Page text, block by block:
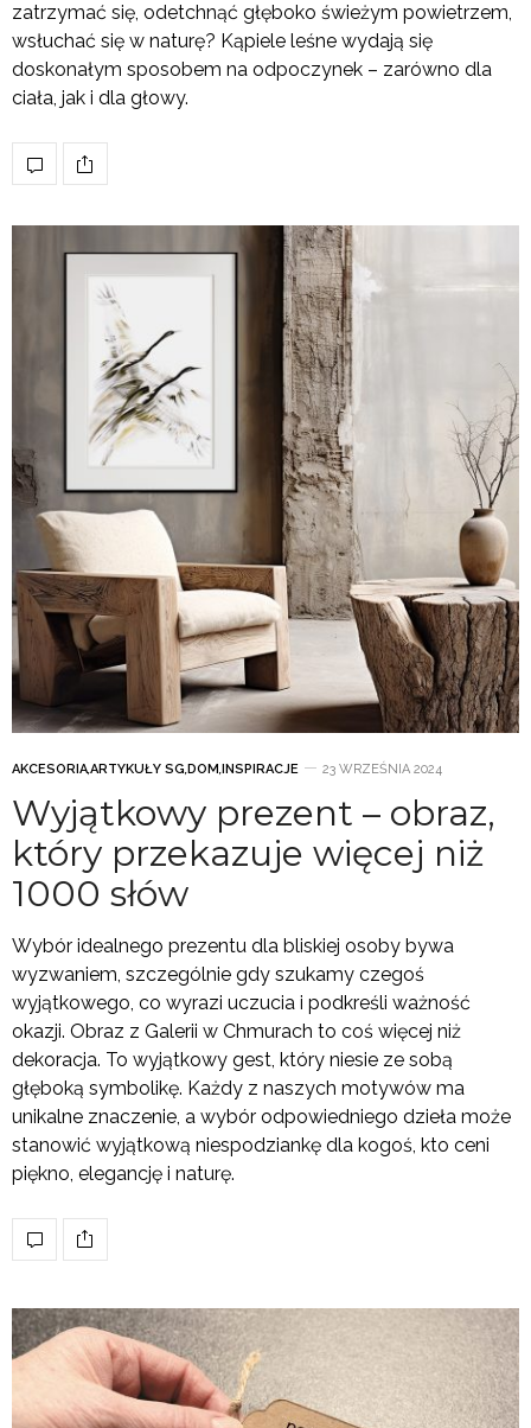
zatrzymać się, odetchnąć głęboko świeżym powietrzem,
wsłuchać się w naturę? Kąpiele leśne wydają się
doskonałym sposobem na odpoczynek – zarówno dla
ciała, jak i dla głowy.
AKCESORIA,ARTYKUŁY SG,DOM,INSPIRACJE 23 WRZEŚNIA 2024
Wyjątkowy prezent – obraz,
który przekazuje więcej niż
1000 słów
Wybór idealnego prezentu dla bliskiej osoby bywa
wyzwaniem, szczególnie gdy szukamy czegoś
wyjątkowego, co wyrazi uczucia i podkreśli ważność
okazji. Obraz z Galerii w Chmurach to coś więcej niż
dekoracja. To wyjątkowy gest, który niesie ze sobą
głęboką symbolikę. Każdy z naszych motywów ma
unikalne znaczenie, a wybór odpowiedniego dzieła może
stanowić wyjątkową niespodziankę dla kogoś, kto ceni
piękno, elegancję i naturę.